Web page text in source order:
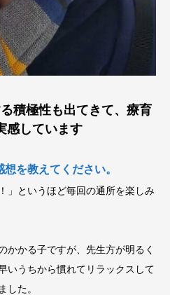
積極性も出てきて、療育
感しています
を教えてください。
」というほど毎回の通所を楽しみ
かかる子ですが、先生方が明るく
いうちから慣れてリラックスして
した。